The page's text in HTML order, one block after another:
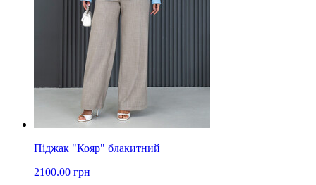
Піджак "Кояр" блакитний
2100.00 грн